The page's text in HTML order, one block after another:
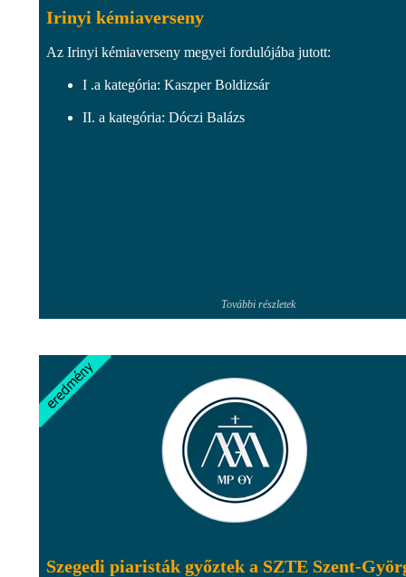
Irinyi kémiaverseny
Az Irinyi kémiaverseny megyei fordulójába jutott:
I .a kategória: Kaszper Boldizsár
II. a kategória: Dóczi Balázs
További részletek
Szegedi piaristák győztek a SZTE Szent-